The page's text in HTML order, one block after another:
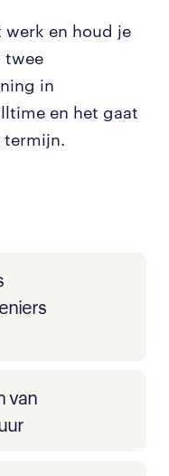
werk en houd je
twee
in
en het gaat
termijn.
van